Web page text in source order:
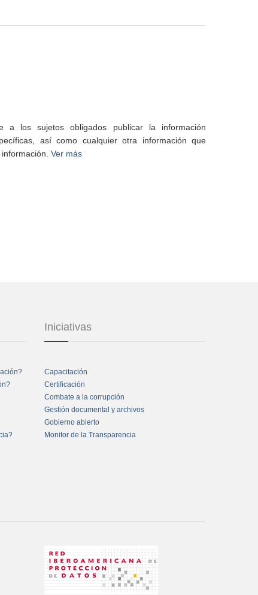
a los sujetos obligados publicar la información
así como cualquier otra información que
Ver más
Iniciativas
Capacitación
Certificación
Combate a la corrupción
Gestión documental y archivos
Gobierno abierto
Monitor de la Transparencia